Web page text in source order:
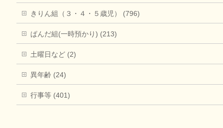
きりん組（３・４・５歳児） (796)
ぱんだ組(一時預かり) (213)
土曜日など (2)
異年齢 (24)
行事等 (401)